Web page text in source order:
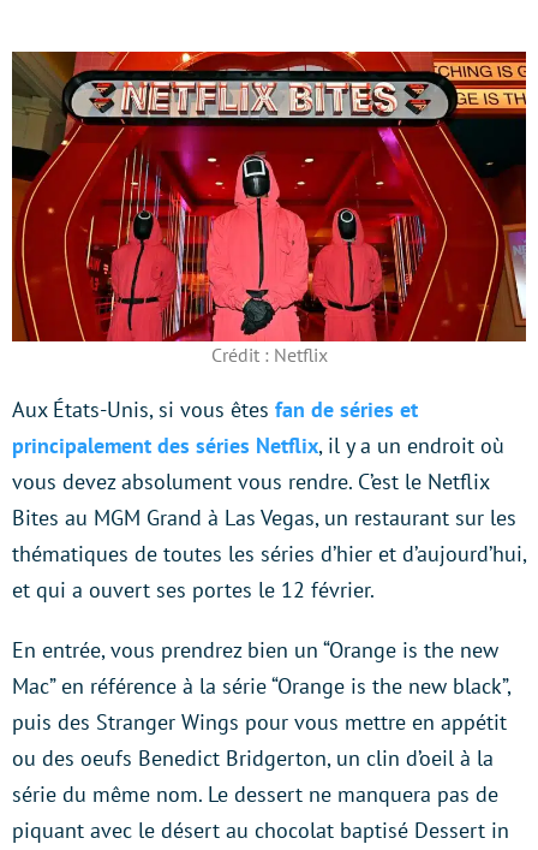
Crédit : Netflix
Aux États-Unis, si vous êtes fan de séries et
principalement des séries Netflix, il y a un endroit où
vous devez absolument vous rendre. C’est le Netflix
Bites au MGM Grand à Las Vegas, un restaurant sur les
thématiques de toutes les séries d’hier et d’aujourd’hui,
et qui a ouvert ses portes le 12 février.
En entrée, vous prendrez bien un “Orange is the new
Mac” en référence à la série “Orange is the new black”,
puis des Stranger Wings pour vous mettre en appétit
ou des oeufs Benedict Bridgerton, un clin d’oeil à la
série du même nom. Le dessert ne manquera pas de
piquant avec le désert au chocolat baptisé Dessert in